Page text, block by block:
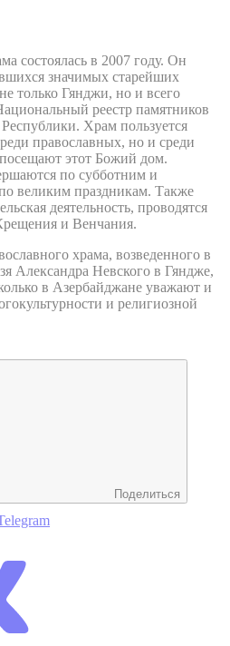
состоялась в 2007 году. Он
значимых старейших
только Гянджи, но и всего
реестр памятников
Храм пользуется
православных, но и среди
этот Божий дом.
по субботним и
великим праздникам. Также
деятельность, проводятся
и Венчания.
храма, возведенного в
Александра Невского в Гяндже,
в Азербайджане уважают и
и религиозной
Поделиться